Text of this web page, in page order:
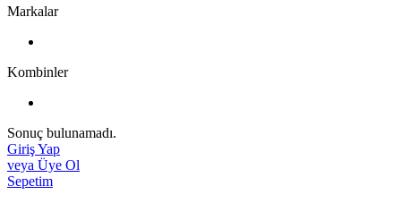
Markalar
Kombinler
Sonuç bulunamadı.
Giriş Yap
veya Üye Ol
Sepetim